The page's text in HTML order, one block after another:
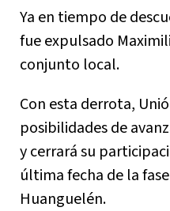
Ya en tiempo de
fue expulsado
conjunto local.
Con esta derrota,
posibilidades de
y cerrará su
última fecha de la
Huanguelén.